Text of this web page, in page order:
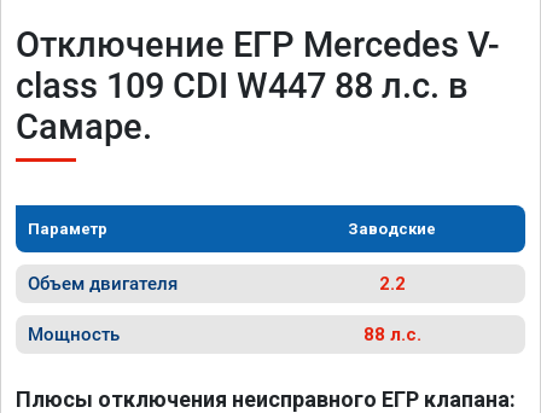
Отключение ЕГР Mercedes V-
class 109 CDI W447 88 л.с. в
Самаре.
Параметр Заводские
Объем двигателя 2.2
Мощность 88 л.с.
Плюсы отключения неисправного ЕГР клапана: